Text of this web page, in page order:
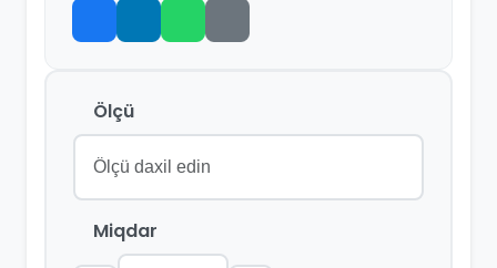
Ölçü
Miqdar